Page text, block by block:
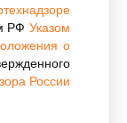
РФ Указом
о
России